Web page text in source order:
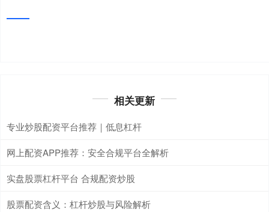
相关更新
专业炒股配资平台推荐｜低息杠杆
网上配资APP推荐：安全合规平台全解析
实盘股票杠杆平台 合规配资炒股
股票配资含义：杠杆炒股与风险解析